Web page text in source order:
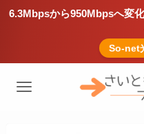
6.3Mbpsから950Mbpsへ変
So-net